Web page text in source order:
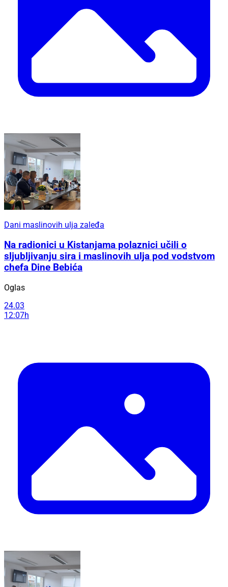
Dani maslinovih ulja zaleđa
Na radionici u Kistanjama polaznici učili o
sljubljivanju sira i maslinovih ulja pod vodstvom
chefa Dine Bebića
Oglas
24.03
12:07h